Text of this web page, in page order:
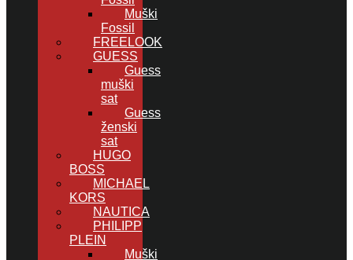
Muški
Fossil
FREELOOK
GUESS
Guess
muški
sat
Guess
ženski
sat
HUGO
BOSS
MICHAEL
KORS
NAUTICA
PHILIPP
PLEIN
Muški